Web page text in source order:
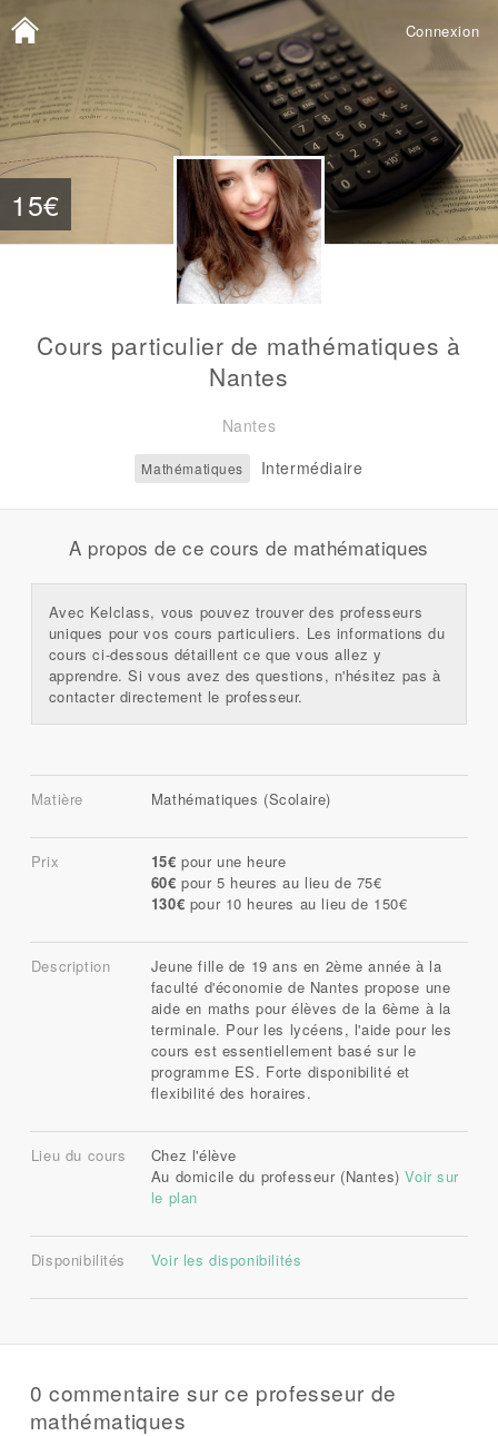
Connexion
15€
Cours particulier de mathématiques à
Nantes
Nantes
Mathématiques Intermédiaire
A propos de ce cours de mathématiques
Avec Kelclass, vous pouvez trouver des professeurs
uniques pour vos cours particuliers. Les informations du
cours ci-dessous détaillent ce que vous allez y
apprendre. Si vous avez des questions, n'hésitez pas à
contacter directement le professeur.
Matière Mathématiques (Scolaire)
Prix 15€ pour une heure
60€ pour 5 heures au lieu de 75€
130€ pour 10 heures au lieu de 150€
Description
Jeune fille de 19 ans en 2ème année à la
faculté d'économie de Nantes propose une
aide en maths pour élèves de la 6ème à la
terminale. Pour les lycéens, l'aide pour les
cours est essentiellement basé sur le
programme ES. Forte disponibilité et
flexibilité des horaires.
Lieu du cours
Chez l'élève
Au domicile du professeur (Nantes)Voir sur
le plan
Disponibilités Voir les disponibilités
0 commentaire sur ce professeur de
mathématiques